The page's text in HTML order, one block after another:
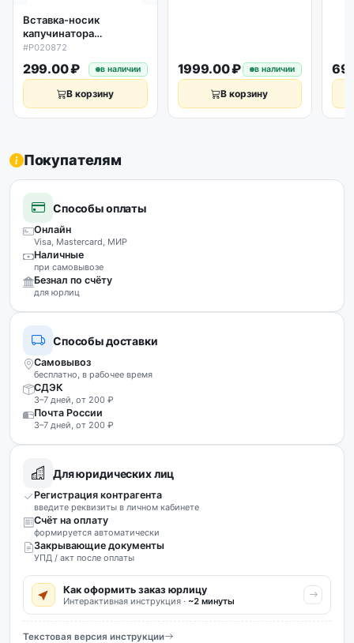
Вставка-носик
капучинатора
кофемашины Polaris
020872 PACM
2055AC/2080AC
#P020872
299.00 ₽ в наличии
В корзину
1999.00 ₽ в наличии
В корзину
Покупателям
Способы оплаты
Онлайн
Visa, Mastercard, МИР
Наличные
при самовывозе
Безнал по счёту
для юрлиц
Способы доставки
Самовывоз
бесплатно, в рабочее время
СДЭК
3–7 дней, от 200 ₽
Почта России
3–7 дней, от 200 ₽
Для юридических лиц
Регистрация контрагента
введите реквизиты в личном кабинете
Счёт на оплату
формируется автоматически
Закрывающие документы
УПД / акт после оплаты
Как оформить заказ юрлицу
Интерактивная инструкция · ~2 минуты
Текстовая версия инструкции